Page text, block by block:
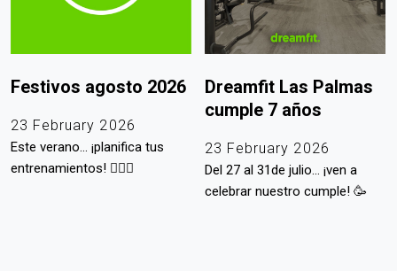
Festivos agosto 2026
23 February 2026
Este verano... ¡planifica tus
entrenamientos! 🏋🏻‍♀️
Dreamfit Las Palmas
cumple 7 años
23 February 2026
Del 27 al 31de julio... ¡ven a
celebrar nuestro cumple! 🥳